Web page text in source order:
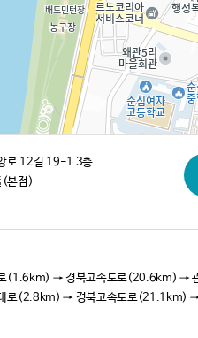
로 12길 19-1 3층
(본점)
(1.6km) → 경북고속도로(20.6km) →
로(2.8km) → 경북고속도로(21.1km)